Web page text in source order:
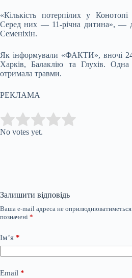
«Кількість потерпілих у
Серед них — 11-річна дитина», —
Семеніхін.
Як інформували «ФАКТИ», вночі 24
Харків, Балаклію та Глухів.
отримала травми.
РЕКЛАМА
Rate this item:
No votes yet.
Залишити відповідь
Ваша e-mail адреса не оприлюднюватиметься.
позначені *
Ім’я *
Email *